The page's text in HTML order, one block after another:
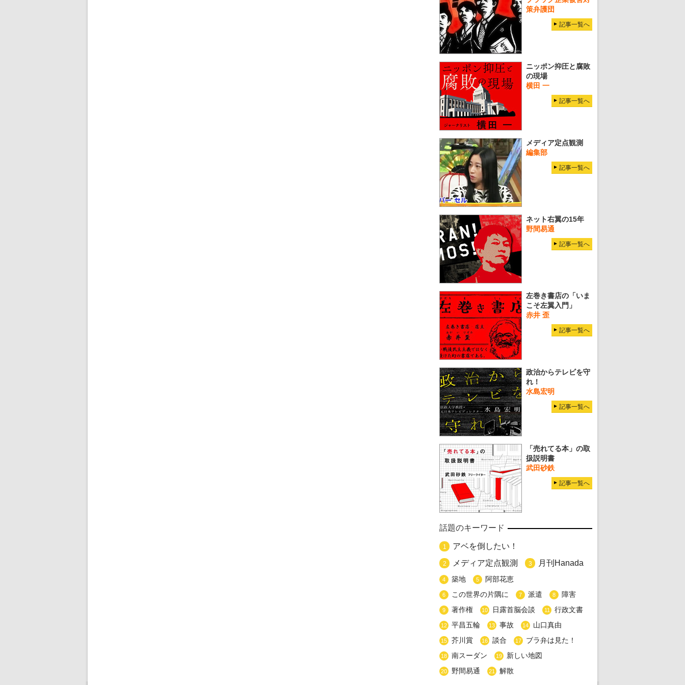
策弁護団
記事一覧へ
ニッポン抑圧と腐敗
の現場
横田 一
記事一覧へ
メディア定点観測
編集部
記事一覧へ
ネット右翼の15年
野間易通
記事一覧へ
左巻き書店の「いま
こそ左翼入門」
赤井 歪
記事一覧へ
政治からテレビを守
れ！
水島宏明
記事一覧へ
「売れてる本」の取
扱説明書
武田砂鉄
記事一覧へ
話題のキーワード
1 アベを倒したい！
2 メディア定点観測 3 月刊Hanada
4 築地 5 阿部花恵
6 この世界の片隅に 7 派遣 8 障害
9 著作権 10 日露首脳会談 11 行政文書
12 平昌五輪 13 事故 14 山口真由
15 芥川賞 16 談合 17 ブラ弁は見た！
18 南スーダン 19 新しい地図
20 野間易通 21 解散